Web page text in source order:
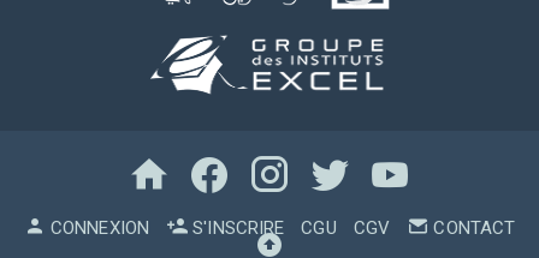
CONNEXION S'INSCRIRE CGU CGV CONTACT